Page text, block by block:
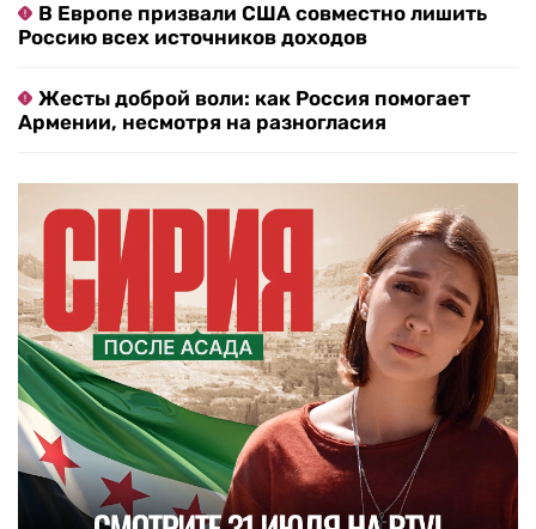
В Европе призвали США совместно лишить
Россию всех источников доходов
Жесты доброй воли: как Россия помогает
Армении, несмотря на разногласия